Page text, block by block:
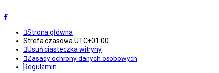
Strona główna
Strefa czasowaUTC+01:00
Usuń ciasteczka witryny
Zasady ochrony danych osobowych
Regulamin